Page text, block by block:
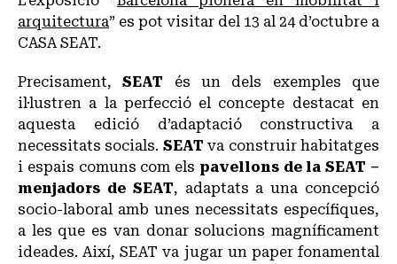
arquitectura” es pot visitar del 13 al 24 d’octubre a
CASA SEAT.
Precisament,SEAT és un dels exemples que
il·lustren a la perfecció el concepte destacat en
aquesta edició d’adaptació constructiva a
necessitats socials. SEAT va construir habitatges
i espais comuns com els pavellons de la SEAT –
menjadors de SEAT, adaptats a una concepció
socio-laboral amb unes necessitats específiques,
a les que es van donar solucions magníficament
ideades. Així, SEAT va jugar un paper fonamental